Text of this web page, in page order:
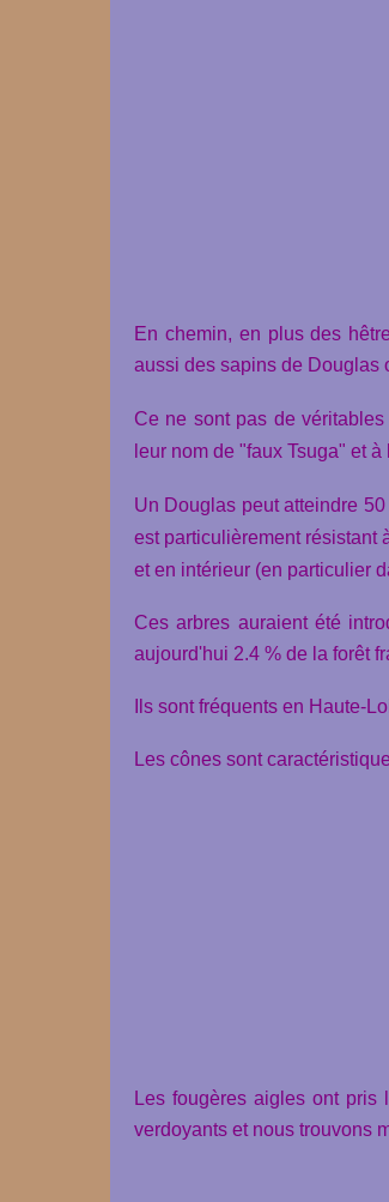
En chemin, en plus des
aussi des sapins de Douglas
Ce ne sont pas de
leur nom de "faux Tsuga" et
Un Douglas peut atteindre
est particulièrement résistant
et en intérieur (en particulier
Ces arbres auraient été
aujourd'hui 2.4 % de la forêt
Ils sont fréquents en Haute-
Les cônes sont
Les fougères aigles ont pris
verdoyants et nous trouvons